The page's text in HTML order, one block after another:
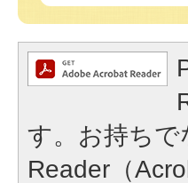
す。お持ちで
Reader（